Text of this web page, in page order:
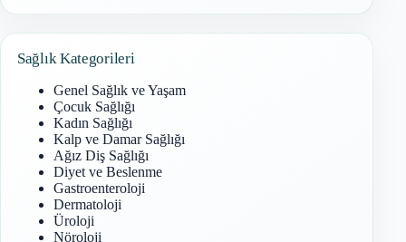
Sağlık Kategorileri
Genel Sağlık ve Yaşam
Çocuk Sağlığı
Kadın Sağlığı
Kalp ve Damar Sağlığı
Ağız Diş Sağlığı
Diyet ve Beslenme
Gastroenteroloji
Dermatoloji
Üroloji
Nöroloji